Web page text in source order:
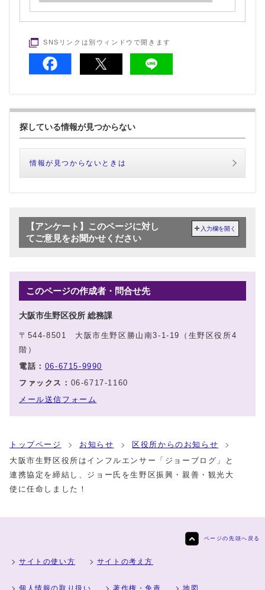
SNSリンクは別ウィンドウで開きます
探している情報が見つからない
情報が見つからないときは
【アンケート】このページに対し
てご意見をお聞かせください
入力欄を開く
このページの作成者・問合せ先
大阪市生野区役所 総務課
〒544-8501 大阪市生野区勝山南3-1‐19（生野区役所4
階）
電話： 06-6715-9990
ファックス： 06-6717-1160
メール送信フォーム
トップページ お知らせ
区役所からのお知らせ
大阪市生野区役所はインフルエンサー「ジョーブログ」と
連携協定を締結し、ジョー氏を生野区振興・親善・観光大
使に任命しました！
ページの先頭へ戻る
サイトの使い方 サイトの考え方
個人情報の取り扱い 著作権・免責 地図